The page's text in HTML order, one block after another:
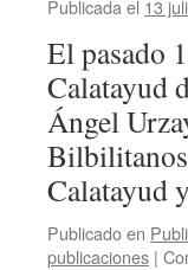
Publicada el 13
El pasado
Calatayud
Ángel
Calatayud
Publicado en
publicaciones |